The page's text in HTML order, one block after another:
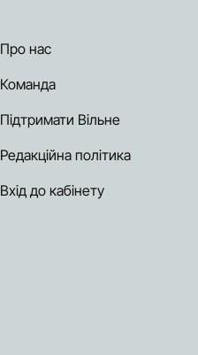
Про нас
Команда
Підтримати Вільне
Редакційна політика
Вхід до кабінету